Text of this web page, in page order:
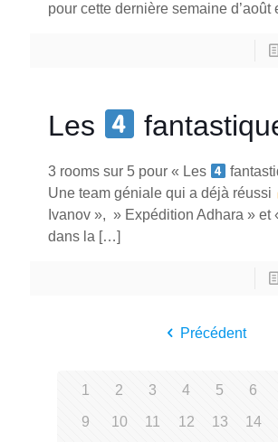
pour cette dernière semaine d’août
Les
3 rooms sur 5 pour « Les
Une team géniale qui a déjà réussi
Ivanov », » Expédition Adhara » et
dans la […]
Précédent
1 2 3 4 5 6
9 10 11 12 13 14